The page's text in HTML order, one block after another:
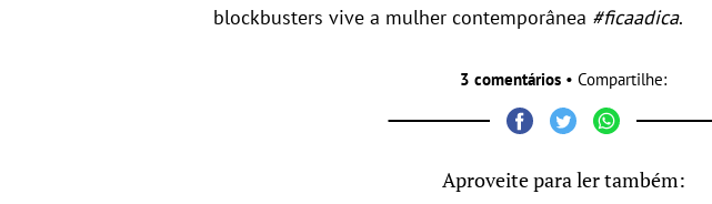
blockbusters vive a mulher contemporânea #ficaadica.
3 comentários • Compartilhe:
Aproveite para ler também: